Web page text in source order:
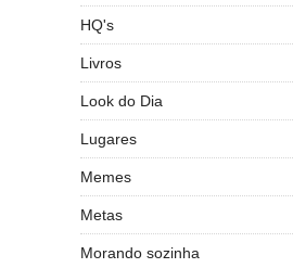
HQ's
Livros
Look do Dia
Lugares
Memes
Metas
Morando sozinha